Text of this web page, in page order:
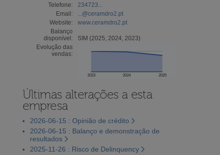
Telefone:
234723...
Email:
...@ceramdro2.pt
Website:
www.ceramdro2.pt
Balanço
disponível:
SIM (2025, 2024, 2023)
Evolução das
vendas:
2023 2024 2025
Últimas alterações a esta
empresa
2026-06-15 : Opinião de crédito
2026-06-15 : Balanço e demonstração de
resultados
2025-11-26 : Risco de Delinquency